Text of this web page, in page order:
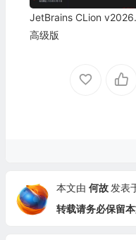
JetBrains CLion
高级版
本文由 何故 发表
转载请务必保留本